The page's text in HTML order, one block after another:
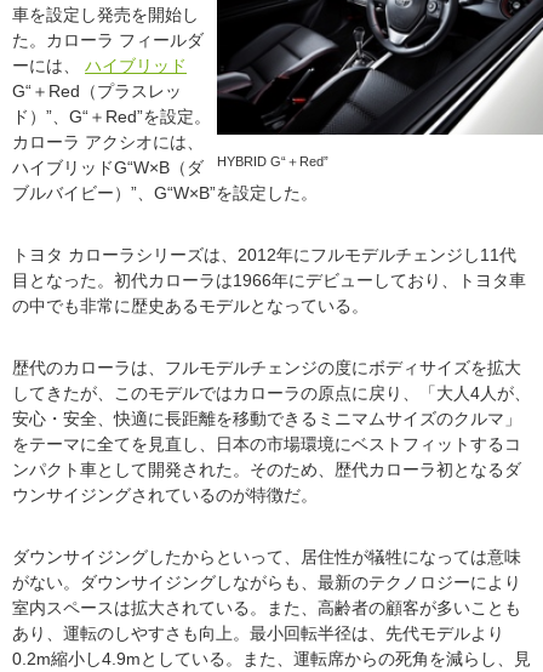
HYBRID G“＋Red”
車を設定し発売を開始し
た。カローラ フィールダ
ーには、 ハイブリッド
G“＋Red（プラスレッ
ド）”、G“＋Red”を設定。
カローラ アクシオには、
ハイブリッドG“W×B（ダ
ブルバイビー）”、G“W×B”を設定した。
トヨタ カローラシリーズは、2012年にフルモデルチェンジし11代
目となった。初代カローラは1966年にデビューしており、トヨタ車
の中でも非常に歴史あるモデルとなっている。
歴代のカローラは、フルモデルチェンジの度にボディサイズを拡大
してきたが、このモデルではカローラの原点に戻り、「大人4人が、
安心・安全、快適に長距離を移動できるミニマムサイズのクルマ」
をテーマに全てを見直し、日本の市場環境にベストフィットするコ
ンパクト車として開発された。そのため、歴代カローラ初となるダ
ウンサイジングされているのが特徴だ。
ダウンサイジングしたからといって、居住性が犠牲になっては意味
がない。ダウンサイジングしながらも、最新のテクノロジーにより
室内スペースは拡大されている。また、高齢者の顧客が多いことも
あり、運転のしやすさも向上。最小回転半径は、先代モデルより
0.2m縮小し4.9mとしている。また、運転席からの死角を減らし、見